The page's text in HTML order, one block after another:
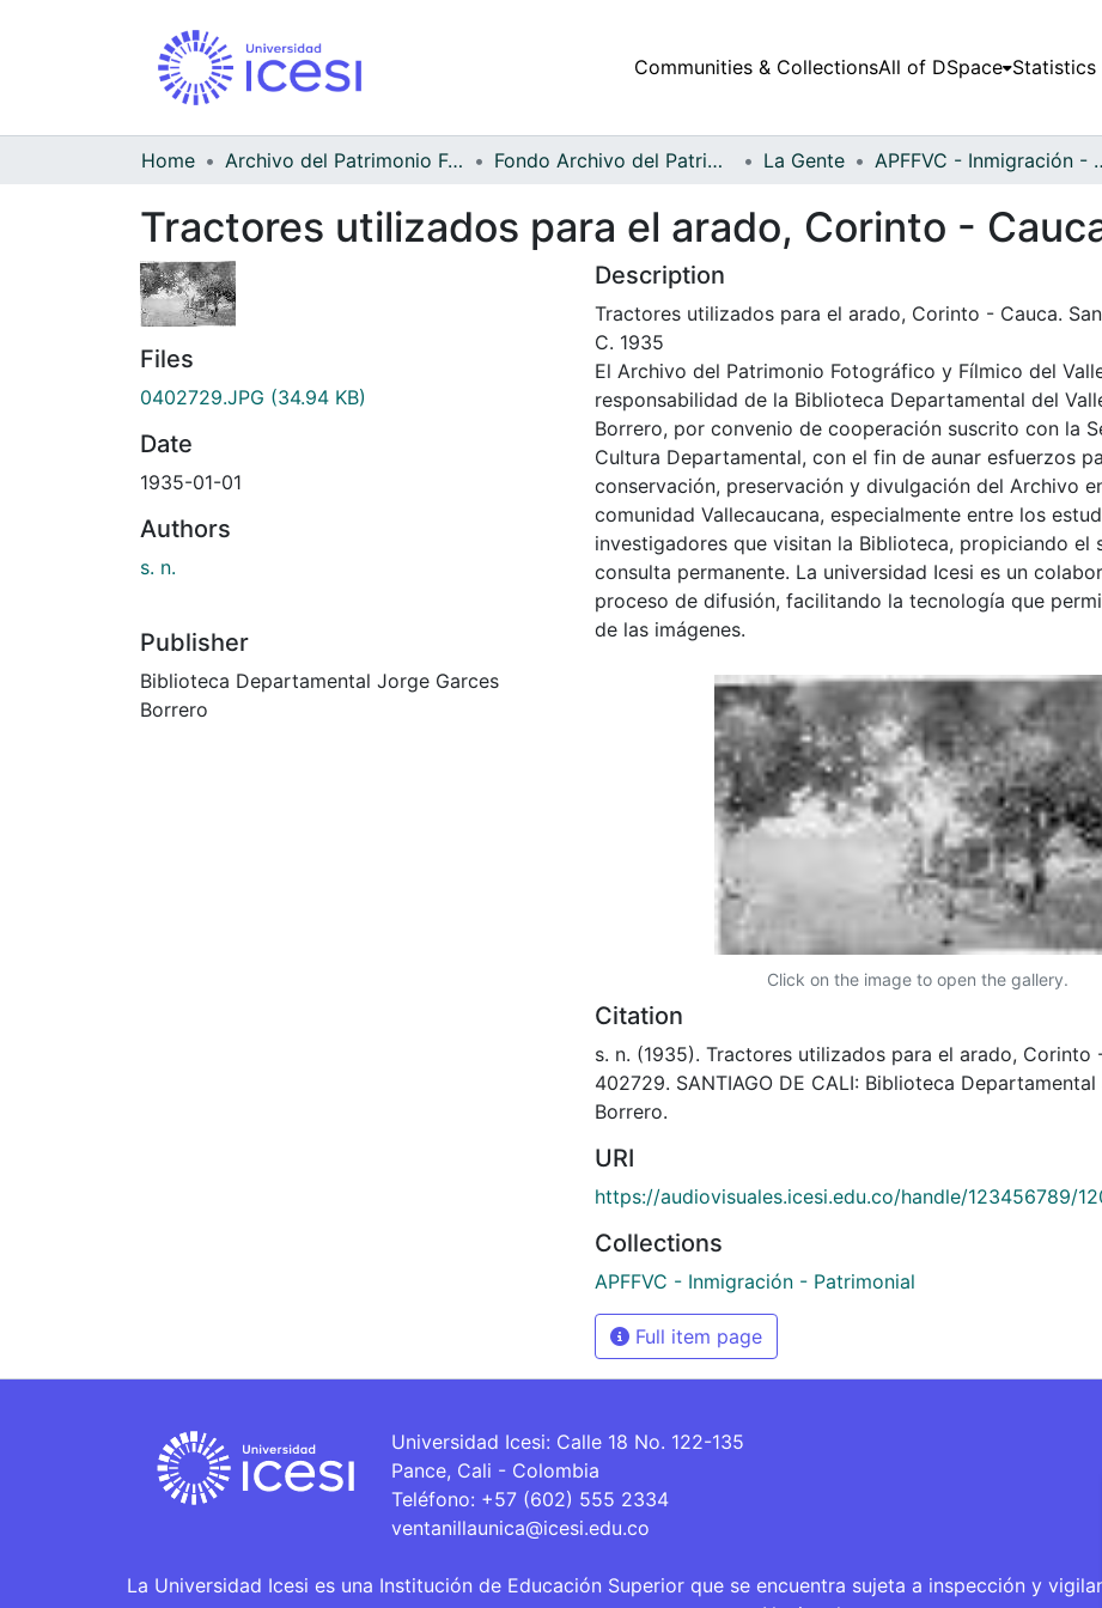
Communities & CollectionsAll of DSpace Statistics
Home Archivo del Patrimonio Fotográfico y Fílmico del Valle del Cauca Fondo Archivo del Patrimonio Fotográfico y Fílmico del Valle del Cauca La Gente APFFVC -
Tractores utilizados para el arado, Corinto -
Files
0402729.JPG (34.94 KB)
Date
1935-01-01
Authors
s. n.
Publisher
Biblioteca Departamental Jorge Garces
Borrero
Description
Tractores utilizados para el arado, Corinto - Cauca.
C. 1935
El Archivo del Patrimonio Fotográfico y Fílmico del
responsabilidad de la Biblioteca Departamental del
Borrero, por convenio de cooperación suscrito con la
Cultura Departamental, con el fin de aunar esfuerzos
conservación, preservación y divulgación del Archivo
comunidad Vallecaucana, especialmente entre los
investigadores que visitan la Biblioteca, propiciando el
consulta permanente. La universidad Icesi es un
proceso de difusión, facilitando la tecnología que
de las imágenes.
Click on the image to open the gallery.
Citation
s. n. (1935). Tractores utilizados para el arado, Corinto
402729. SANTIAGO DE CALI: Biblioteca
Borrero.
URI
https://audiovisuales.icesi.edu.co/handle/123456789/
Collections
APFFVC - Inmigración - Patrimonial
Full item page
Universidad Icesi: Calle 18 No. 122-135
Pance, Cali - Colombia
Teléfono: +57 (602) 555 2334
ventanillaunica@icesi.edu.co
La Universidad Icesi es una Institución de Educación Superior que se encuentra sujeta a inspección y